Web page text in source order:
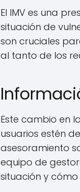
El IMV es una
situación de
son cruciales
al tanto de los
Este cambio en
usuarios estén
asesoramiento
equipo de
situación y